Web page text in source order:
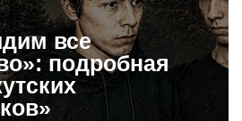
все
подробная